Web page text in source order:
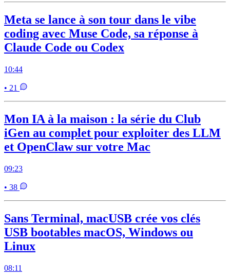
Meta se lance à son tour dans le vibe
coding avec Muse Code, sa réponse à
Claude Code ou Codex
10:44
• 21
Mon IA à la maison : la série du Club
iGen au complet pour exploiter des LLM
et OpenClaw sur votre Mac
09:23
• 38
Sans Terminal, macUSB crée vos clés
USB bootables macOS, Windows ou
Linux
08:11